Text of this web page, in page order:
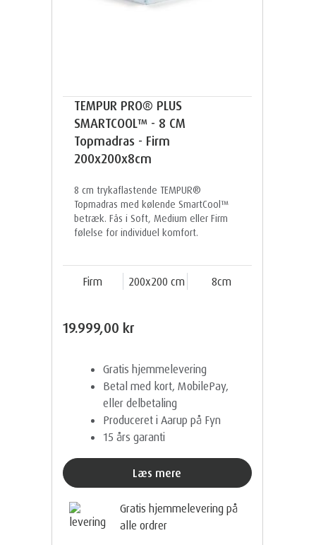
TEMPUR PRO® PLUS
SMARTCOOL™ - 8 CM
Topmadras - Firm
200x200x8cm
8 cm trykaflastende TEMPUR®
Topmadras med kølende SmartCool™
betræk. Fås i Soft, Medium eller Firm
følelse for individuel komfort.
Firm 200x200 cm 8cm
19.999,00 kr
Gratis hjemmelevering
Betal med kort, MobilePay,
eller delbetaling
Produceret i Aarup på Fyn
15 års garanti
Læs mere
Gratis hjemmelevering på
alle ordrer